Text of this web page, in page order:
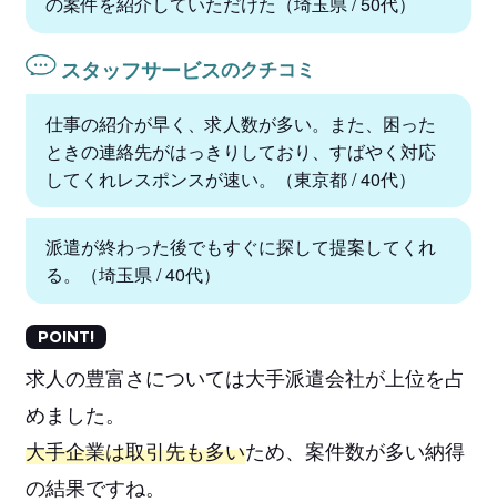
スタッフサービスのクチコミ
仕事の紹介が早く、求人数が多い。また、困った
ときの連絡先がはっきりしており、すばやく対応
してくれレスポンスが速い。（東京都 / 40代）
派遣が終わった後でもすぐに探して提案してくれ
る。（埼玉県 / 40代）
POINT!
求人の豊富さについては大手派遣会社が上位を占
めました。
大手企業は取引先も多いため、案件数が多い納得
の結果ですね。